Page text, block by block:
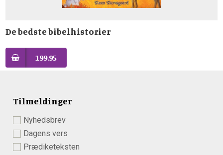
De bedste bibelhistorier
199,95
Tilmeldinger
Nyhedsbrev
Dagens vers
Prædiketeksten